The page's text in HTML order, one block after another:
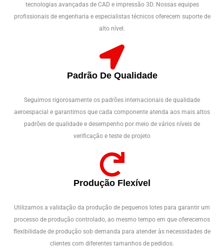
tecnologias avançadas de CAD e impressão 3D. Nossas equipes
profissionais de engenharia e especialistas técnicos oferecem suporte de
alto nível.
Padrão De Qualidade
Seguimos rigorosamente os padrões internacionais de qualidade
aeroespacial e garantimos que cada componente atenda aos mais altos
padrões de qualidade e desempenho por meio de vários níveis de
verificação e teste de projeto
Produção Flexível
Utilizamos a validação da produção de pequenos lotes para garantir um
processo de produção controlado, ao mesmo tempo em que oferecemos
flexibilidade de produção sob demanda para atender às necessidades de
clientes com diferentes tamanhos de pedidos.